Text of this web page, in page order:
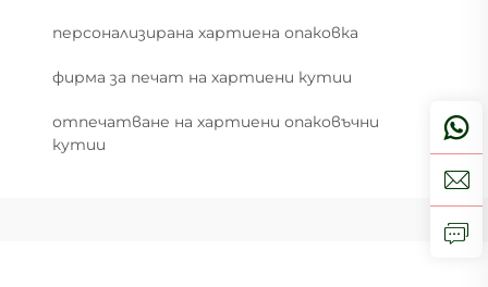
персонализирана хартиена опаковка
фирма за печат на хартиени кутии
отпечатване на хартиени опаковъчни
кутии